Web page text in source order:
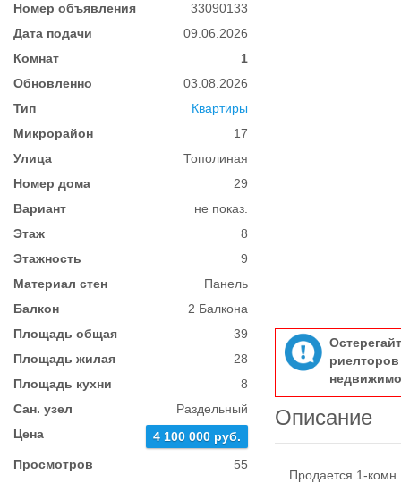
Номер объявления
33090133
Дата подачи
09.06.2026
Комнат
1
Обновленно
03.08.2026
Тип
Квартиры
Микрорайон
17
Улица
Тополиная
Номер дома
29
Вариант
не показ.
Этаж
8
Этажность
9
Материал стен
Панель
Балкон
2 Балкона
Площадь общая
39
Площадь жилая
28
Площадь кухни
8
Сан. узел
Раздельный
Цена
4 100 000 руб.
Просмотров
55
Описание
Продается 1-комн.